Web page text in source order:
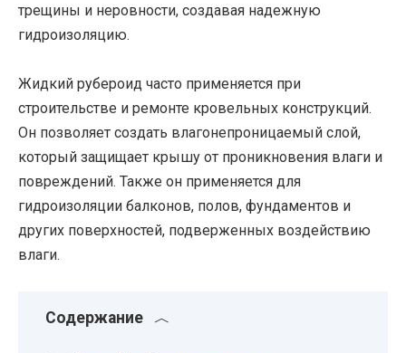
трещины и неровности, создавая надежную
гидроизоляцию.
Жидкий рубероид часто применяется при
строительстве и ремонте кровельных конструкций.
Он позволяет создать влагонепроницаемый слой,
который защищает крышу от проникновения влаги и
повреждений. Также он применяется для
гидроизоляции балконов, полов, фундаментов и
других поверхностей, подверженных воздействию
влаги.
Содержание